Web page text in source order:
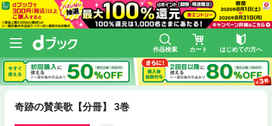
作品検索 カート はじめての方へ
奇跡の賛美歌【分冊】 3巻